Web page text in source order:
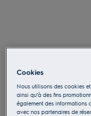
Cookies
Nous utilisons des cookies
ainsi qu’à des fins
également des informations
avec nos partenaires de